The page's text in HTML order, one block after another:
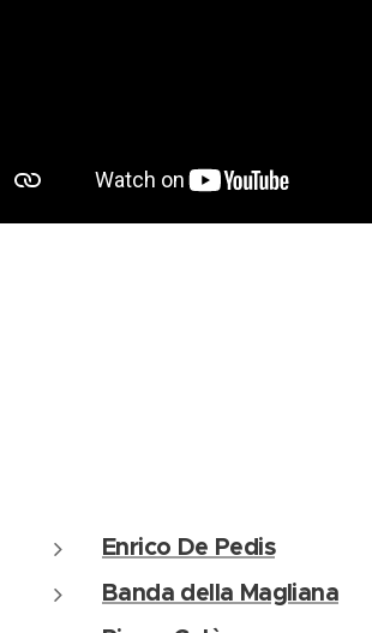
Enrico De Pedis
Banda della Magliana